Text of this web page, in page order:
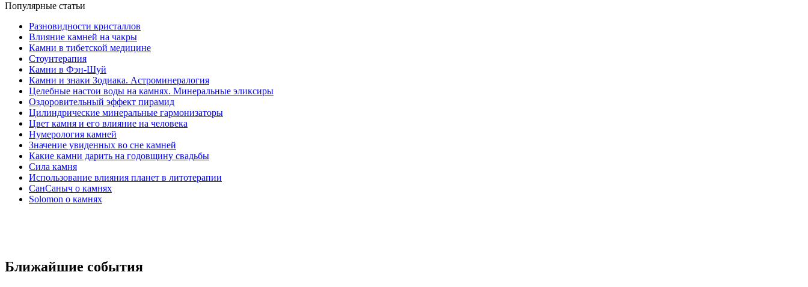
Популярные статьи
Разновидности кристаллов
Влияние камней на чакры
Камни в тибетской медицине
Стоунтерапия
Камни в Фэн-Шуй
Камни и знаки Зодиака. Астроминералогия
Целебные настои воды на камнях. Минеральные эликсиры
Оздоровительный эффект пирамид
Цилиндрические минеральные гармонизаторы
Цвет камня и его влияние на человека
Нумерология камней
Значение увиденных во сне камней
Какие камни дарить на годовщину свадьбы
Cила камня
Использование влияния планет в литотерапии
СанСаныч о камнях
Solomon о камнях
Ближайшие события